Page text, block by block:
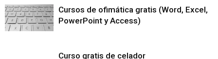
Cursos de ofimática gratis (Word, Excel,
PowerPoint y Access)
Curso gratis de celador